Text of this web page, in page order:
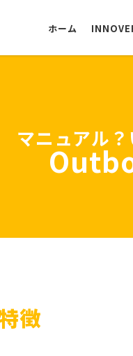
ホーム
マニュアル？
徴